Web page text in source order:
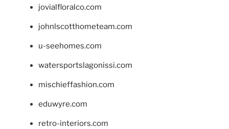
jovialfloralco.com
johnlscotthometeam.com
u-seehomes.com
watersportslagonissi.com
mischieffashion.com
eduwyre.com
retro-interiors.com